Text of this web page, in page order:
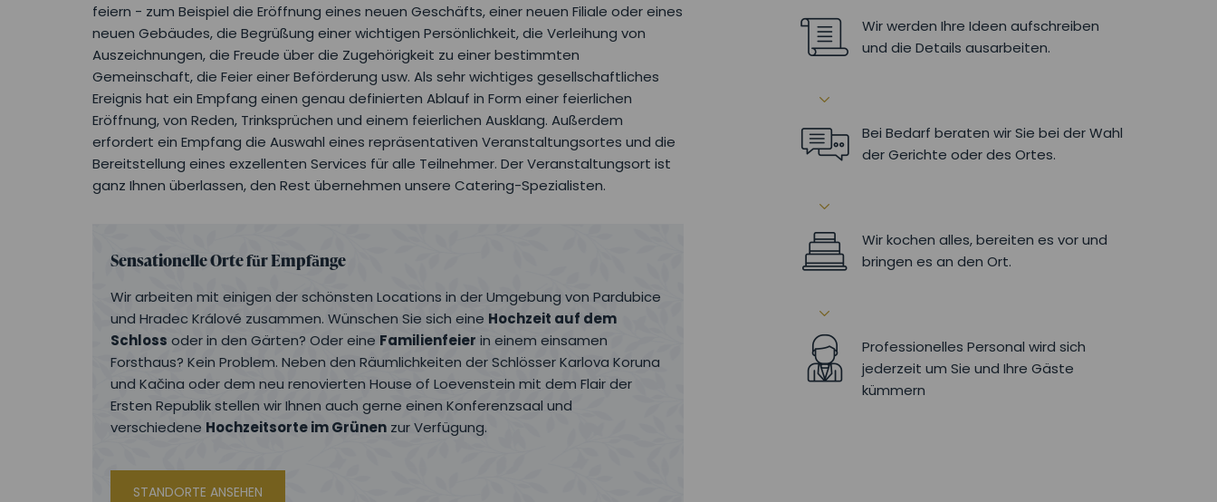
feiern - zum Beispiel die Eröffnung eines neuen Geschäfts, einer neuen Filiale oder eines
neuen Gebäudes, die Begrüßung einer wichtigen Persönlichkeit, die Verleihung von
Auszeichnungen, die Freude über die Zugehörigkeit zu einer bestimmten
Gemeinschaft, die Feier einer Beförderung usw. Als sehr wichtiges gesellschaftliches
Ereignis hat ein Empfang einen genau definierten Ablauf in Form einer feierlichen
Eröffnung, von Reden, Trinksprüchen und einem feierlichen Ausklang. Außerdem
erfordert ein Empfang die Auswahl eines repräsentativen Veranstaltungsortes und die
Bereitstellung eines exzellenten Services für alle Teilnehmer. Der Veranstaltungsort ist
ganz Ihnen überlassen, den Rest übernehmen unsere Catering-Spezialisten.
Sensationelle Orte für Empfänge
Wir arbeiten mit einigen der schönsten Locations in der Umgebung von Pardubice
und Hradec Králové zusammen. Wünschen Sie sich eine Hochzeit auf dem
Schloss oder in den Gärten? Oder eine Familienfeier in einem einsamen
Forsthaus? Kein Problem. Neben den Räumlichkeiten der Schlösser Karlova Koruna
und Kačina oder dem neu renovierten House of Loevenstein mit dem Flair der
Ersten Republik stellen wir Ihnen auch gerne einen Konferenzsaal und
verschiedene Hochzeitsorte im Grünen zur Verfügung.
STANDORTE ANSEHEN
Wir werden Ihre Ideen aufschreiben
und die Details ausarbeiten.
Bei Bedarf beraten wir Sie bei der Wahl
der Gerichte oder des Ortes.
Wir kochen alles, bereiten es vor und
bringen es an den Ort.
Professionelles Personal wird sich
jederzeit um Sie und Ihre Gäste
kümmern